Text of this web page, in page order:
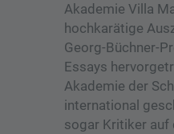
Akademie Villa
hochkarätige
Georg-Büchner-
Essays
Akademie der
international
sogar Kritiker auf